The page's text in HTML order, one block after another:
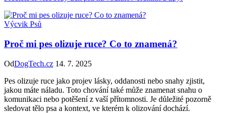
Výcvik Psů
Proč mi pes olizuje ruce? Co to znamená?
OdDogTech.cz 14. 7. 2025
Pes olizuje ruce jako projev lásky, oddanosti nebo snahy zjistit,
jakou máte náladu. Toto chování také může znamenat snahu o
komunikaci nebo potěšení z vaší přítomnosti. Je důležité pozorně
sledovat tělo psa a kontext, ve kterém k olizování dochází.